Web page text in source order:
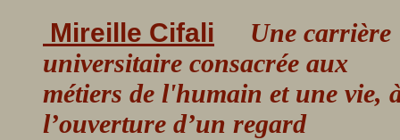
Mireille Cifali Une carrière
universitaire consacrée aux
métiers de l'humain et une vie,
l’ouverture d’un regard